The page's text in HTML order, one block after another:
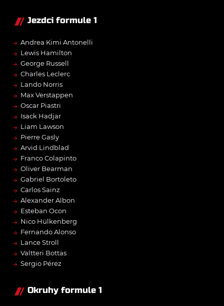
Jezdci formule 1
→ Andrea Kimi Antonelli
→ Lewis Hamilton
→ George Russell
→ Charles Leclerc
→ Lando Norris
→ Max Verstappen
→ Oscar Piastri
→ Isack Hadjar
→ Liam Lawson
→ Pierre Gasly
→ Arvid Lindblad
→ Franco Colapinto
→ Oliver Bearman
→ Gabriel Bortoleto
→ Carlos Sainz
→ Alexander Albon
→ Esteban Ocon
→ Nico Hülkenberg
→ Fernando Alonso
→ Lance Stroll
→ Valtteri Bottas
→ Sergio Pérez
Okruhy formule 1